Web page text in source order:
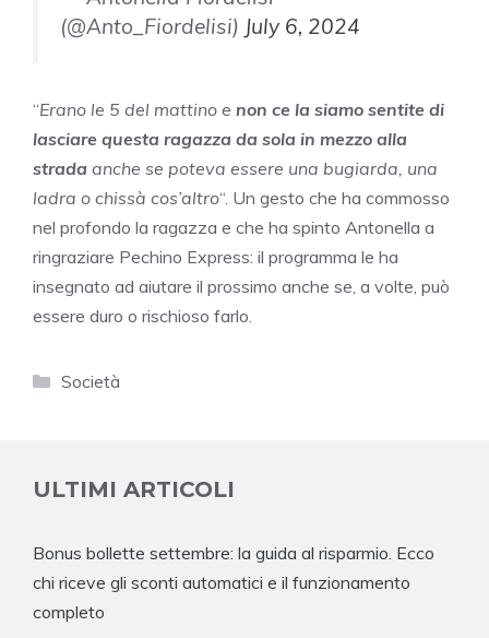
(@Anto_Fiordelisi) July 6, 2024
“Erano le 5 del mattino e non ce la siamo sentite di
lasciare questa ragazza da sola in mezzo alla
strada anche se poteva essere una bugiarda, una
ladra o chissà cos’altro“. Un gesto che ha commosso
nel profondo la ragazza e che ha spinto Antonella a
ringraziare Pechino Express: il programma le ha
insegnato ad aiutare il prossimo anche se, a volte, può
essere duro o rischioso farlo.
Categorie
Società
ULTIMI ARTICOLI
Bonus bollette settembre: la guida al risparmio. Ecco
chi riceve gli sconti automatici e il funzionamento
completo